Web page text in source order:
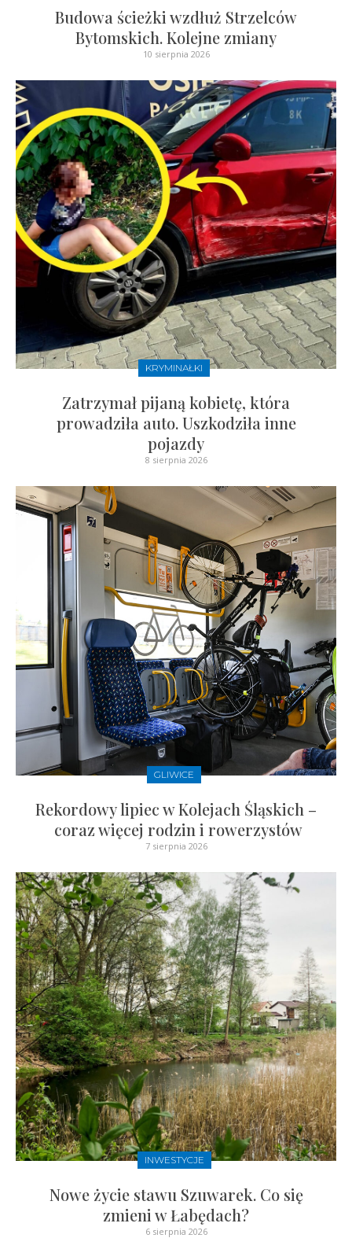
Budowa ścieżki wzdłuż Strzelców
Bytomskich. Kolejne zmiany
10 sierpnia 2026
KRYMINAŁKI
Zatrzymał pijaną kobietę, która
prowadziła auto. Uszkodziła inne
pojazdy
8 sierpnia 2026
GLIWICE
Rekordowy lipiec w Kolejach Śląskich –
coraz więcej rodzin i rowerzystów
7 sierpnia 2026
INWESTYCJE
Nowe życie stawu Szuwarek. Co się
zmieni w Łabędach?
6 sierpnia 2026